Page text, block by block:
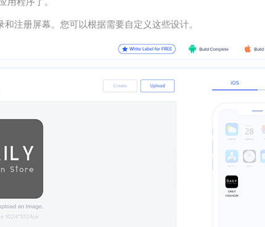
注册屏幕。您可以根据需要自定义这些设计。